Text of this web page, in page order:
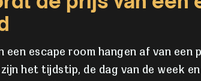
een escape room hangen af van een
het tijdstip, de dag van de week